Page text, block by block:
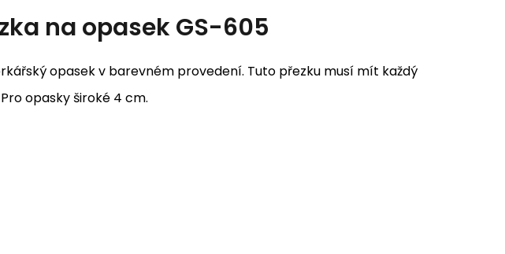
na opasek GS-605
opasek v barevném provedení. Tuto přezku musí mít každý
opasky široké 4 cm.